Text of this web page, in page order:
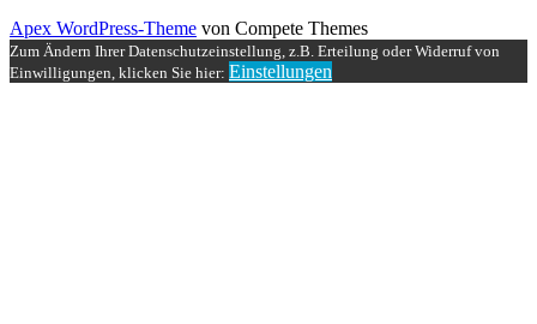
Apex WordPress-Theme von Compete Themes
Zum Ändern Ihrer Datenschutzeinstellung, z.B. Erteilung oder Widerruf von
Einwilligungen, klicken Sie hier: Einstellungen